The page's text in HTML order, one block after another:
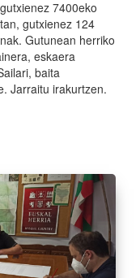
7400eko
gutxienez 124
Gutunean herriko
eskaera
baita
Jarraitu irakurtzen.